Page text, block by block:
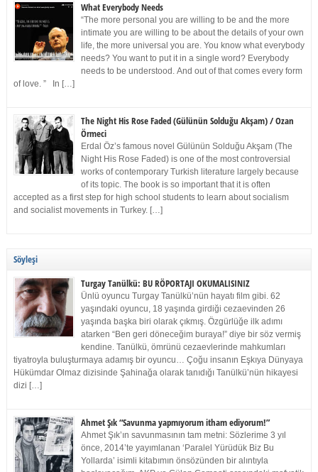
What Everybody Needs
“The more personal you are willing to be and the more
intimate you are willing to be about the details of your own
life, the more universal you are. You know what everybody
needs? You want to put it in a single word? Everybody
needs to be understood. And out of that comes every form
of love. ” In […]
The Night His Rose Faded (Gülünün Solduğu Akşam) / Ozan
Örmeci
Erdal Öz’s famous novel Gülünün Solduğu Akşam (The
Night His Rose Faded) is one of the most controversial
works of contemporary Turkish literature largely because
of its topic. The book is so important that it is often
accepted as a first step for high school students to learn about socialism
and socialist movements in Turkey. […]
Söyleşi
Turgay Tanülkü: BU RÖPORTAJI OKUMALISINIZ
Ünlü oyuncu Turgay Tanülkü’nün hayatı film gibi. 62
yaşındaki oyuncu, 18 yaşında girdiği cezaevinden 26
yaşında başka biri olarak çıkmış. Özgürlüğe ilk adımı
atarken “Ben geri döneceğim buraya!” diye bir söz vermiş
kendine. Tanülkü, ömrünü cezaevlerinde mahkumları
tiyatroyla buluşturmaya adamış bir oyuncu… Çoğu insanın Eşkıya Dünyaya
Hükümdar Olmaz dizisinde Şahinağa olarak tanıdığı Tanülkü’nün hikayesi
dizi […]
Ahmet Şık “Savunma yapmıyorum itham ediyorum!”
Ahmet Şık’ın savunmasının tam metni: Sözlerime 3 yıl
önce, 2014’te yayımlanan ‘Paralel Yürüdük Biz Bu
Yollarda’ isimli kitabımın önsözünden bir alıntıyla